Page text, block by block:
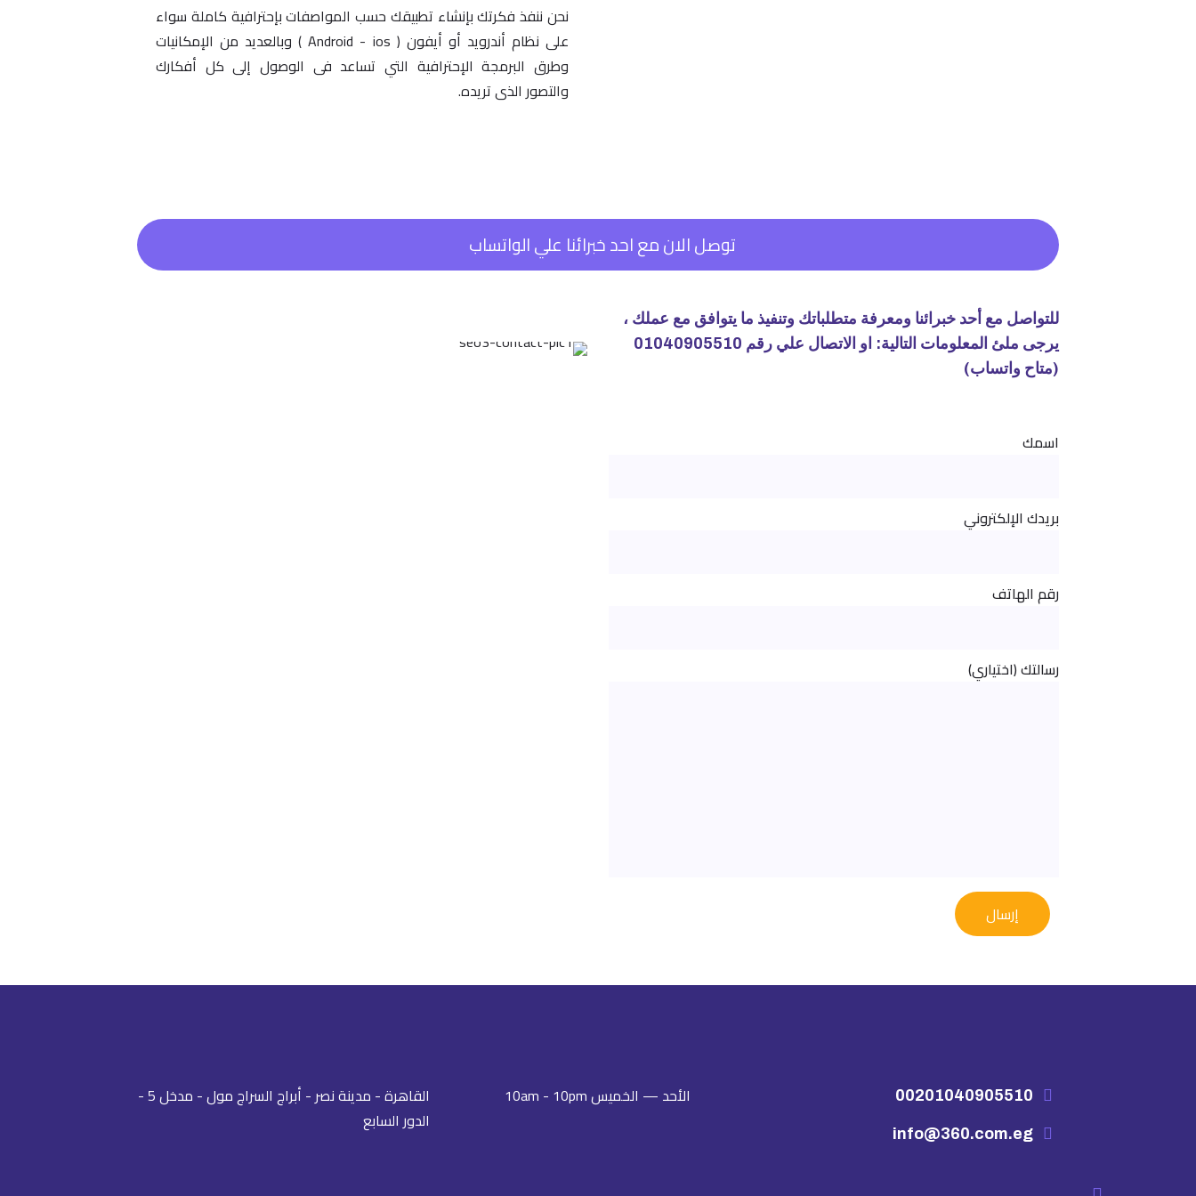
نحن ننفذ فكرتك بإنشاء تطبيقك حسب المواصفات بإحترافية كاملة سواء
على نظام أندرويد أو أيفون ( Android - ios ) وبالعديد من الإمكانيات
وطرق البرمجة الإحترافية التي تساعد فى الوصول إلى كل أفكارك
والتصور الذى تريده.
توصل الان مع احد خبرائنا علي الواتساب
للتواصل مع أحد خبرائنا ومعرفة متطلباتك وتنفيذ ما يتوافق مع عملك ،
يرجى ملئ المعلومات التالية: او الاتصال علي رقم 01040905510
(متاح واتساب)
اسمك
بريدك الإلكتروني
رقم الهاتف
رسالتك (اختياري)
القاهرة - مدينة نصر - أبراج السراج مول - مدخل 5 -
الدور السابع
الأحد — الخميس 10am - 10pm
info@360.com.eg